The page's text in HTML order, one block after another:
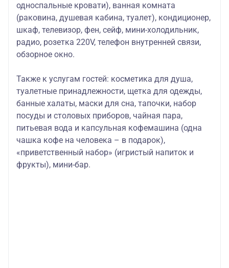
односпальные кровати), ванная комната
(раковина, душевая кабина, туалет), кондиционер,
шкаф, телевизор, фен, сейф, мини-холодильник,
радио, розетка 220V, телефон внутренней связи,
обзорное окно.
Также к услугам гостей: косметика для душа,
туалетные принадлежности, щетка для одежды,
банные халаты, маски для сна, тапочки, набор
посуды и столовых приборов, чайная пара,
питьевая вода и капсульная кофемашина (одна
чашка кофе на человека – в подарок),
«приветственный набор» (игристый напиток и
фрукты), мини-бар.